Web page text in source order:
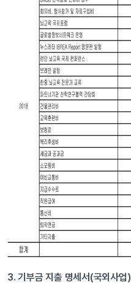
3. 기부금 지출 명세서(국외사업)